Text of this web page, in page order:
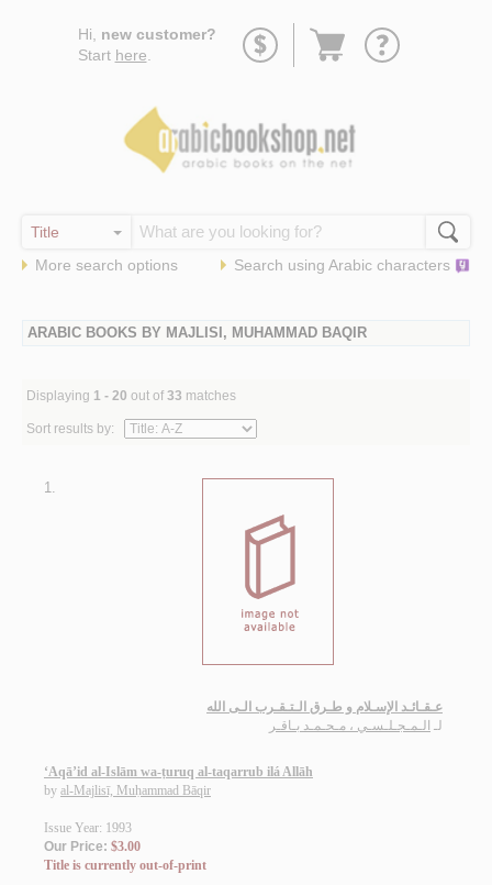
Hi, new customer?
Start here
Go
More search options Search using Arabic characters
ARABIC BOOKS BY MAJLISI, MUHAMMAD BAQIR
Displaying 1 - 20 out of 33 matches
Sort results by:
1.
عـقـائـد الإسـلام و طـرق الـتـقـرب الـى الله
لـ الـمـجـلـسـي ، مـحـمـد بـاقـر
‘Aqā’id al-Islām wa-ṭuruq al-taqarrub ilá Allāh
by al-Majlisī, Muḥammad Bāqir
Issue Year: 1993
Our Price: $3.00
Title is currently out-of-print